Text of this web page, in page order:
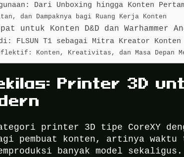
Dari Unboxing hingga Konten
dan Dampaknya bagi Ruang Kerja Konten
untuk Konten D&D dan Warhammer
FLSUN T1 sebagai Mitra Kreator Konten
Konten, Kreativitas, dan Masa Depan
Printer 3D
printer 3D tipe CoreXY
pembuat konten, artinya waktu
banyak model